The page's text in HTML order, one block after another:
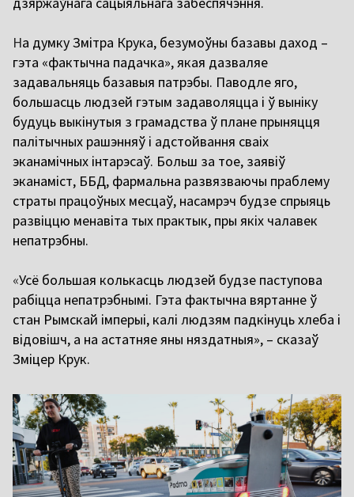
На думку Змітра Крука, безумоўны базавы даход –
гэта «фактычна падачка», якая дазваляе
задавальняць базавыя патрэбы. Паводле яго,
большасць людзей гэтым задаволяцца і ў выніку
будуць выкінутыя з грамадства ў плане прыняцця
палітычных рашэнняў і адстойвання сваіх
эканамічных інтарэсаў. Больш за тое, заявіў
эканаміст, ББД, фармальна развязваючы праблему
страты працоўных месцаў, насамрэч будзе спрыяць
развіццю менавіта тых практык, пры якіх чалавек
непатрэбны.
«Усё большая колькасць людзей будзе паступова
рабіцца непатрэбнымі. Гэта фактычна вяртанне ў
стан Рымскай імперыі, калі людзям падкінуць хлеба і
відовішч, а на астатняе яны няздатныя», – сказаў
Зміцер Крук.